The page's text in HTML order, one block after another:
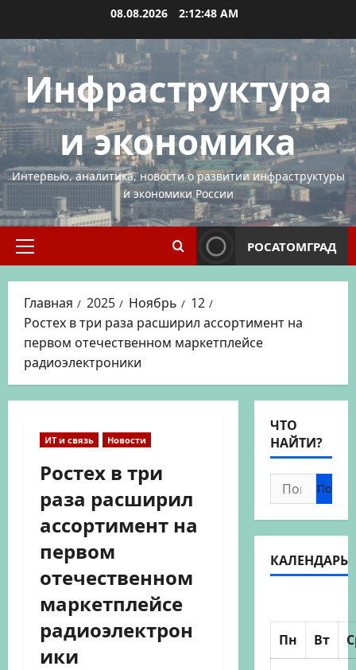
содержимому
08.08.2026 2:12:48 AM
Инфраструктура
и экономика
Интервью, аналитика, новости о развитии инфраструктуры
и экономики России
Основное
РОСАТОМГРАД
Главная 2025 Ноябрь
12
Ростех в три раза расширил ассортимент на
первом отечественном маркетплейсе
радиоэлектроники
ИТ и связь Новости
Ростех в три
раза расширил
ассортимент на
первом
отечественном
маркетплейсе
радиоэлектрон
ики
ЧТО
НАЙТИ?
Найти:
КАЛЕНДАРЬ
Пн Вт